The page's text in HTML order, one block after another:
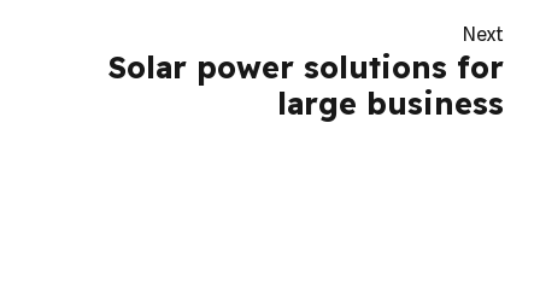
Next
Solar power solutions for
large business